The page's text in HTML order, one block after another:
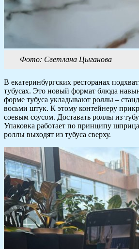
Фото: Светлана Цыганова
В екатеринбургских ресторанах
тубусах. Это новый формат блюда
форме тубуса укладывают роллы –
восьми штук. К этому контейнеру
соевым соусом. Доставать роллы из
Упаковка работает по принципу
роллы выходят из тубуса сверху.